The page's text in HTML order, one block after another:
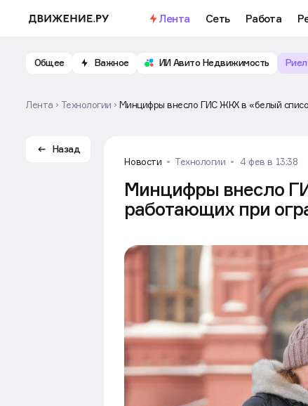
Лента Сеть Работа
Общее Важное ИИ Авито Недвижимость
Лента Технологии Минцифры внесло ГИС ЖКХ в «белый
Назад
Новости
Технологии 4 фев в 13:38
Минцифры внесло
работающих при